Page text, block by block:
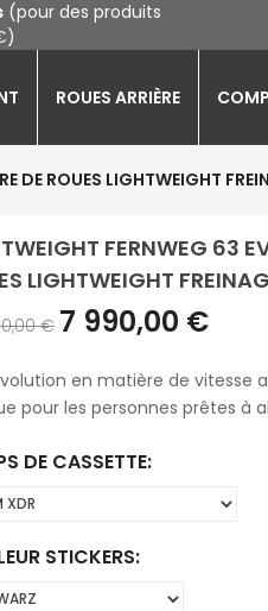
(pour des produits
ROUES ARRIÈRE
DE ROUES LIGHTWEIGHT
FERNWEG 63
LIGHTWEIGHT
€ 7 990,00 €
en matière de vitesse
pour les personnes prêtes à
DE CASSETTE:
STICKERS: